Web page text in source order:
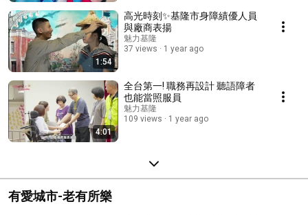
1:54
高光時刻✨基隆市身障績優人員
與廠商表揚
魅力基隆
37 views
1 year ago
4:01
全台第一! 職務再設計 聽語障者
也能當照服員
魅力基隆
109 views
1 year ago
有愛城市-老有所樂